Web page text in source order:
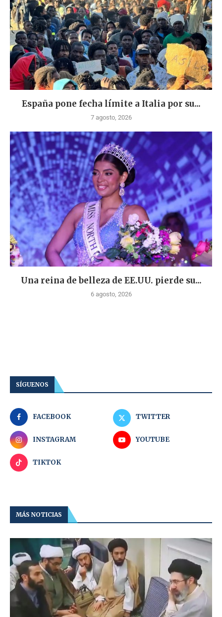
España pone fecha límite a Italia por su...
7 agosto, 2026
Una reina de belleza de EE.UU. pierde su...
6 agosto, 2026
SÍGUENOS
FACEBOOK TWITTER
INSTAGRAM YOUTUBE
TIKTOK
MÁS NOTICIAS